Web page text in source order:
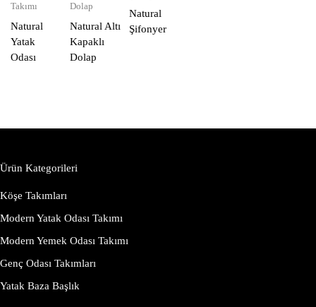
Takımı
Natural
Yatak
Odası
Dolap
Natural Altı
Kapaklı
Dolap
Natural
Şifonyer
Ürün Kategorileri
Köşe Takımları
Modern Yatak Odası Takımı
Modern Yemek Odası Takımı
Genç Odası Takımları
Yatak Baza Başlık